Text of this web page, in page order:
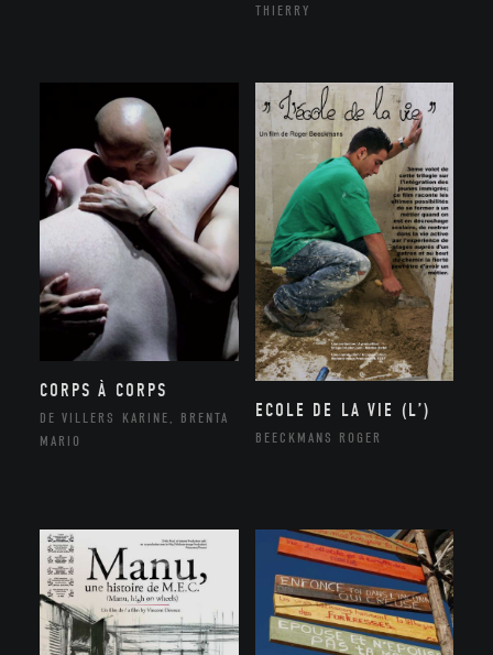
THIERRY
CORPS À CORPS
DE VILLERS KARINE, BRENTA
MARIO
ECOLE DE LA VIE (L’)
BEECKMANS ROGER